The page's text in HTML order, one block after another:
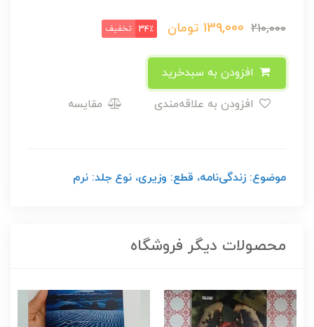
210,000
139,000 تومان 34٪ تخفیف
مقایسه
موضوع: زندگی‌نامه، قطع: وزیری، نوع جلد: نرم
محصولات دیگر فروشگاه